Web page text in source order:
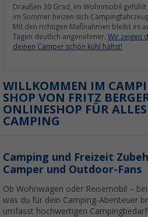
Draußen 30 Grad, im Wohnmobil gefühlt
im Sommer heizen sich
Mit den richtigen Maßnahmen bleibt es
Tagen deutlich angenehmer. Wir zeigen
deinen Camper schön kühl hältst!
WILLKOMMEN IM
SHOP VON FRITZ
ONLINESHOP FÜR
CAMPING
Camping und Freizeit
Camper und Outdoor-Fans
Ob Wohnwagen oder Reisemobil –
was du für dein Camping-Abenteuer
umfasst hochwertigen